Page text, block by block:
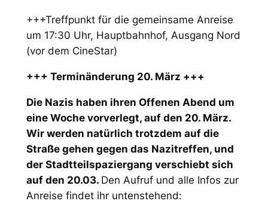
+++Treffpunkt für die gemeinsame Anreise
um 17:30 Uhr, Hauptbahnhof, Ausgang Nord
(vor dem CineStar)
+++ Terminänderung 20. März +++
Die Nazis haben ihren Offenen Abend um
eine Woche vorverlegt, auf den 20. März.
Wir werden natürlich trotzdem auf die
Straße gehen gegen das Nazitreffen, und
der Stadtteilspaziergang verschiebt sich
auf den 20.03. Den Aufruf und alle Infos zur
Anreise findet ihr untenstehend: